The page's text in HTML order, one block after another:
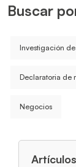
Buscar
Investigación
Declaratoria de
Negocios